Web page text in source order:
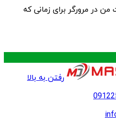
من در مرورگر برای زمانی که
رفتن به بالا